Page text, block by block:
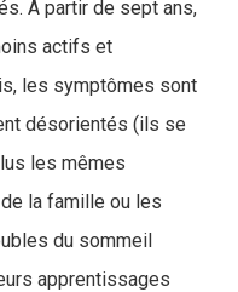
À partir de sept ans,
actifs et
les symptômes sont
désorientés (ils se
les mêmes
la famille ou les
du sommeil
apprentissages